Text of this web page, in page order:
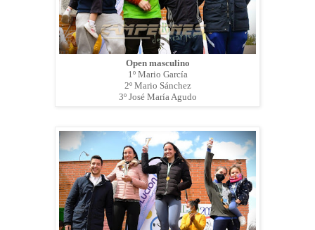
Open masculino
1º Mario García
2º Mario Sánchez
3º José María Agudo